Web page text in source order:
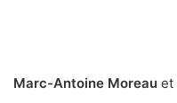
Marc-Antoine Moreau et